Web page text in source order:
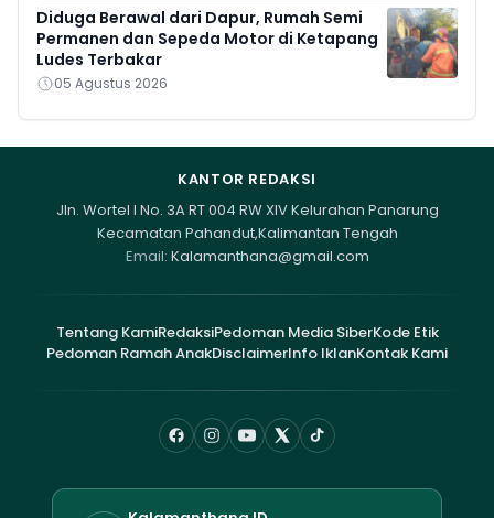
Diduga Berawal dari Dapur, Rumah Semi
Permanen dan Sepeda Motor di Ketapang
Ludes Terbakar
05 Agustus 2026
KANTOR REDAKSI
Jln. Wortel I No. 3A RT 004 RW XIV Kelurahan Panarung
Kecamatan Pahandut,Kalimantan Tengah
Email: Kalamanthana@gmail.com
Tentang KamiRedaksiPedoman Media SiberKode Etik
Pedoman Ramah AnakDisclaimerInfo IklanKontak Kami